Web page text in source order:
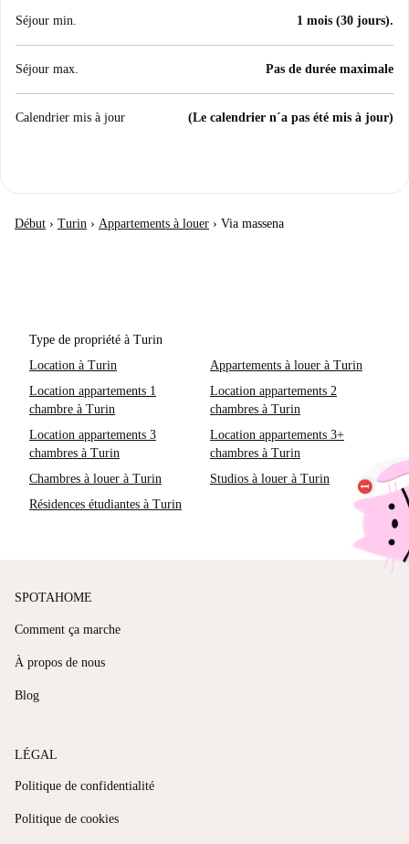
Séjour min. 1 mois (30 jours).
Séjour max. Pas de durée maximale
Calendrier mis à jour (Le calendrier n´a pas été mis à jour)
Début › Turin › Appartements à louer › Via massena
Type de propriété à Turin
Location à Turin
Appartements à louer à Turin
Location appartements 1
chambre à Turin
Location appartements 2
chambres à Turin
Location appartements 3
chambres à Turin
Location appartements 3+
chambres à Turin
Chambres à louer à Turin
Studios à louer à Turin
Résidences étudiantes à Turin
SPOTAHOME
Comment ça marche
À propos de nous
Blog
LÉGAL
Politique de confidentialité
Politique de cookies